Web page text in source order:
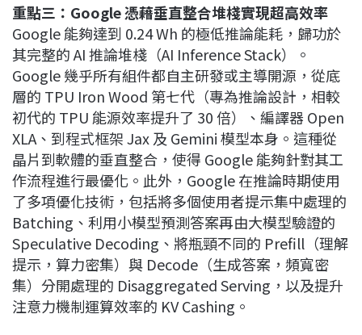
重點三：Google 憑藉垂直整合堆棧實現超高效率
Google 能夠達到 0.24 Wh 的極低推論能耗，歸功於
其完整的 AI 推論堆棧（AI Inference Stack）。
Google 幾乎所有組件都自主研發或主導開源，從底
層的 TPU Iron Wood 第七代（專為推論設計，相較
初代的 TPU 能源效率提升了 30 倍）、編譯器 Open
XLA、到程式框架 Jax 及 Gemini 模型本身。這種從
晶片到軟體的垂直整合，使得 Google 能夠針對其工
作流程進行最優化。此外，Google 在推論時期使用
了多項優化技術，包括將多個使用者提示集中處理的
Batching、利用小模型預測答案再由大模型驗證的
Speculative Decoding、將瓶頸不同的 Prefill（理解
提示，算力密集）與 Decode（生成答案，頻寬密
集）分開處理的 Disaggregated Serving，以及提升
注意力機制運算效率的 KV Cashing。